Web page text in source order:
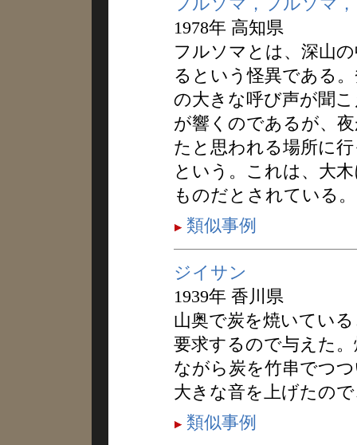
1978年 高知県
フルソマとは、深山
るという怪異である
の大きな呼び声が聞
が響くのであるが、
たと思われる場所に
という。これは、大
ものだとされている。
類似事例
ジイサン
1939年 香川県
山奥で炭を焼いてい
要求するので与えた
ながら炭を竹串でつ
大きな音を上げたの
類似事例